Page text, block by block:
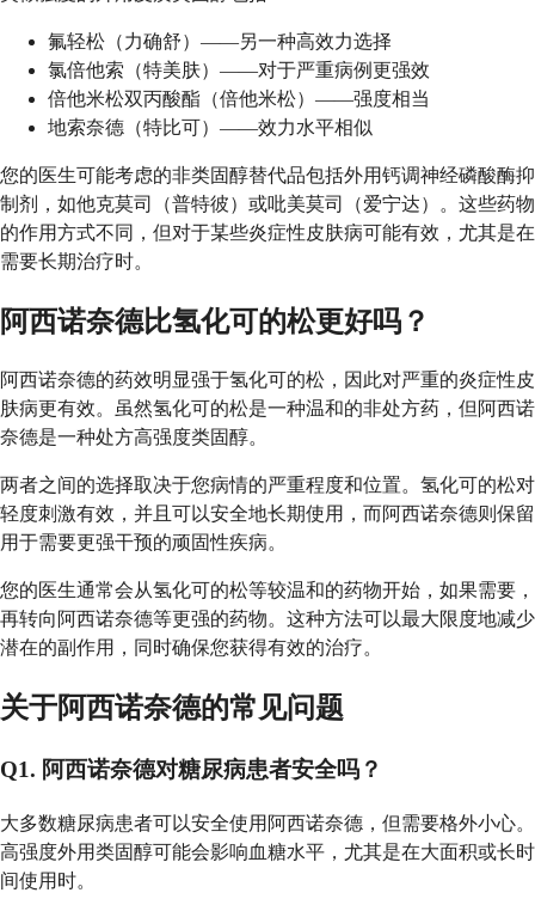
氟轻松（力确舒）——另一种高效力选择
氯倍他索（特美肤）——对于严重病例更强效
倍他米松双丙酸酯（倍他米松）——强度相当
地索奈德（特比可）——效力水平相似
您的医生可能考虑的非类固醇替代品包括外用钙调神经磷酸酶抑
制剂，如他克莫司（普特彼）或吡美莫司（爱宁达）。这些药物
的作用方式不同，但对于某些炎症性皮肤病可能有效，尤其是在
需要长期治疗时。
阿西诺奈德比氢化可的松更好吗？
阿西诺奈德的药效明显强于氢化可的松，因此对严重的炎症性皮
肤病更有效。虽然氢化可的松是一种温和的非处方药，但阿西诺
奈德是一种处方高强度类固醇。
两者之间的选择取决于您病情的严重程度和位置。氢化可的松对
轻度刺激有效，并且可以安全地长期使用，而阿西诺奈德则保留
用于需要更强干预的顽固性疾病。
您的医生通常会从氢化可的松等较温和的药物开始，如果需要，
再转向阿西诺奈德等更强的药物。这种方法可以最大限度地减少
潜在的副作用，同时确保您获得有效的治疗。
关于阿西诺奈德的常见问题
Q1. 阿西诺奈德对糖尿病患者安全吗？
大多数糖尿病患者可以安全使用阿西诺奈德，但需要格外小心。
高强度外用类固醇可能会影响血糖水平，尤其是在大面积或长时
间使用时。